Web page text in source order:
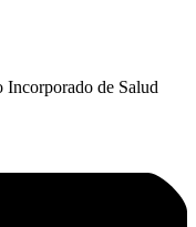
Incorporado de Salud